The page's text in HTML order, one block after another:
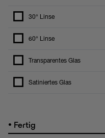
30° Linse
60° Linse
Transparentes Glas
Satiniertes Glas
• Fertig